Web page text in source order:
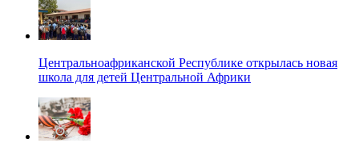
Центральноафриканской Республике открылась новая
школа для детей Центральной Африки